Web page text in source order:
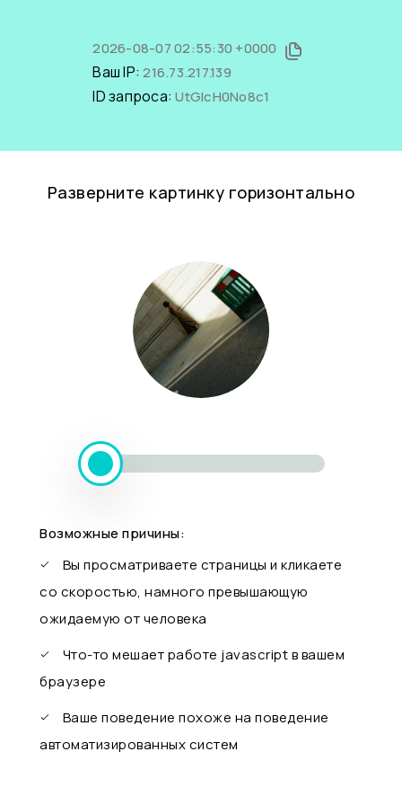
2026-08-07 02:55:30 +0000
Ваш IP:216.73.217.139
ID запроса:UtGlcH0No8c1
Разверните картинку горизонтально
Возможные причины:
Вы просматриваете страницы и кликаете
со скоростью, намного превышающую
ожидаемую от человека
Что-то мешает работе javascript в вашем
браузере
Ваше поведение похоже на поведение
автоматизированных систем